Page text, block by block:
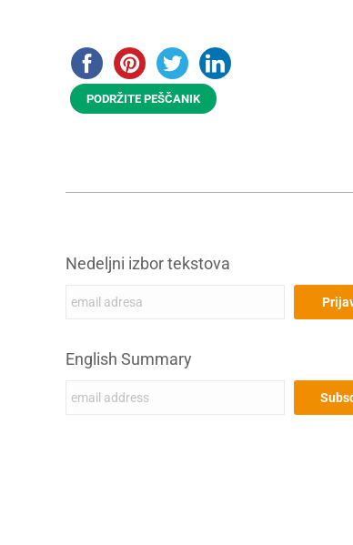
PODRŽITE PEŠČANIK
Nedeljni izbor tekstova
English Summary